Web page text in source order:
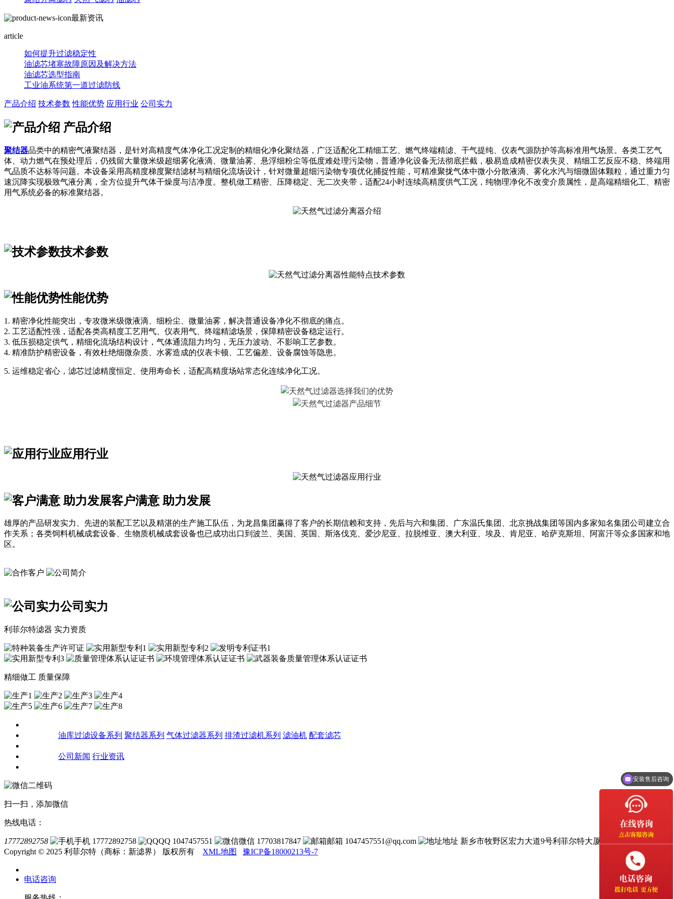
最新资讯
article
如何提升过滤稳定性
油滤芯堵塞故障原因及解决方法
油滤芯选型指南
工业油系统第一道过滤防线
产品介绍 技术参数 性能优势 应用行业 公司实力
产品介绍
聚结器品类中的精密气液聚结器，是针对高精度气体净化工况定制的精细化净化聚结器，广泛适配化工精细工艺、燃气终端精滤、干气提纯、仪表气源防护等高标准用气场景。各类工艺气
体、动力燃气在预处理后，仍残留大量微米级超细雾化液滴、微量油雾、悬浮细粉尘等低度难处理污染物，普通净化设备无法彻底拦截，极易造成精密仪表失灵、精细工艺反应不稳、终端用
气品质不达标等问题。本设备采用高精度梯度聚结滤材与精细化流场设计，针对微量超细污染物专项优化捕捉性能，可精准聚拢气体中微小分散液滴、雾化水汽与细微固体颗粒，通过重力匀
速沉降实现极致气液分离，全方位提升气体干燥度与洁净度。整机做工精密、压降稳定、无二次夹带，适配24小时连续高精度供气工况，纯物理净化不改变介质属性，是高端精细化工、精密
用气系统必备的标准聚结器。
技术参数
性能优势
1. 精密净化性能突出，专攻微米级微液滴、细粉尘、微量油雾，解决普通设备净化不彻底的痛点。
2. 工艺适配性强，适配各类高精度工艺用气、仪表用气、终端精滤场景，保障精密设备稳定运行。
3. 低压损稳定供气，精细化流场结构设计，气体通流阻力均匀，无压力波动、不影响工艺参数。
4. 精准防护精密设备，有效杜绝细微杂质、水雾造成的仪表卡顿、工艺偏差、设备腐蚀等隐患。
5. 运维稳定省心，滤芯过滤精度恒定、使用寿命长，适配高精度场站常态化连续净化工况。
应用行业
客户满意 助力发展
雄厚的产品研发实力、先进的装配工艺以及精湛的生产施工队伍，为龙昌集团赢得了客户的长期信赖和支持，先后与六和集团、广东温氏集团、北京挑战集团等国内多家知名集团公司建立合
作关系；各类饲料机械成套设备、生物质机械成套设备也已成功出口到波兰、美国、英国、斯洛伐克、爱沙尼亚、拉脱维亚、澳大利亚、埃及、肯尼亚、哈萨克斯坦、阿富汗等众多国家和地
区。
公司实力
利菲尔特滤器 实力资质
精细做工 质量保障
油库过滤设备系列 聚结器系列 气体过滤器系列 排渣过滤机系列 滤油机 配套滤芯
公司新闻 行业资讯
扫一扫，添加微信
热线电话：
17772892758 手机 17772892758 QQ 1047457551 微信 17703817847 邮箱 1047457551@qq.com
地址 新乡市牧野区宏力大道9号利菲尔特大厦
Copyright © 2025 利菲尔特（商标：新滤界） 版权所有 XML地图 豫ICP备18000213号-7
电话咨询
人工客服